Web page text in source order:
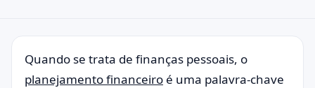
Quando se trata de finanças pessoais, o
planejamento financeiro é uma palavra-chave